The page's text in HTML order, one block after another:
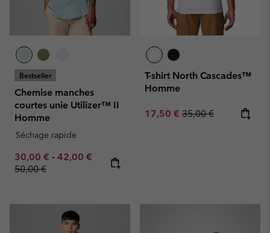
Bestseller
Chemise manches
courtes unie Utilizer™ II
Homme
Séchage rapide
Minimum sale price:
30,00 € - Maximum sale price:
42,00 € Regular price:
50,00 €
T-shirt North Cascades™
Homme
Sale price:
17,50 € Regular price:
35,00 €